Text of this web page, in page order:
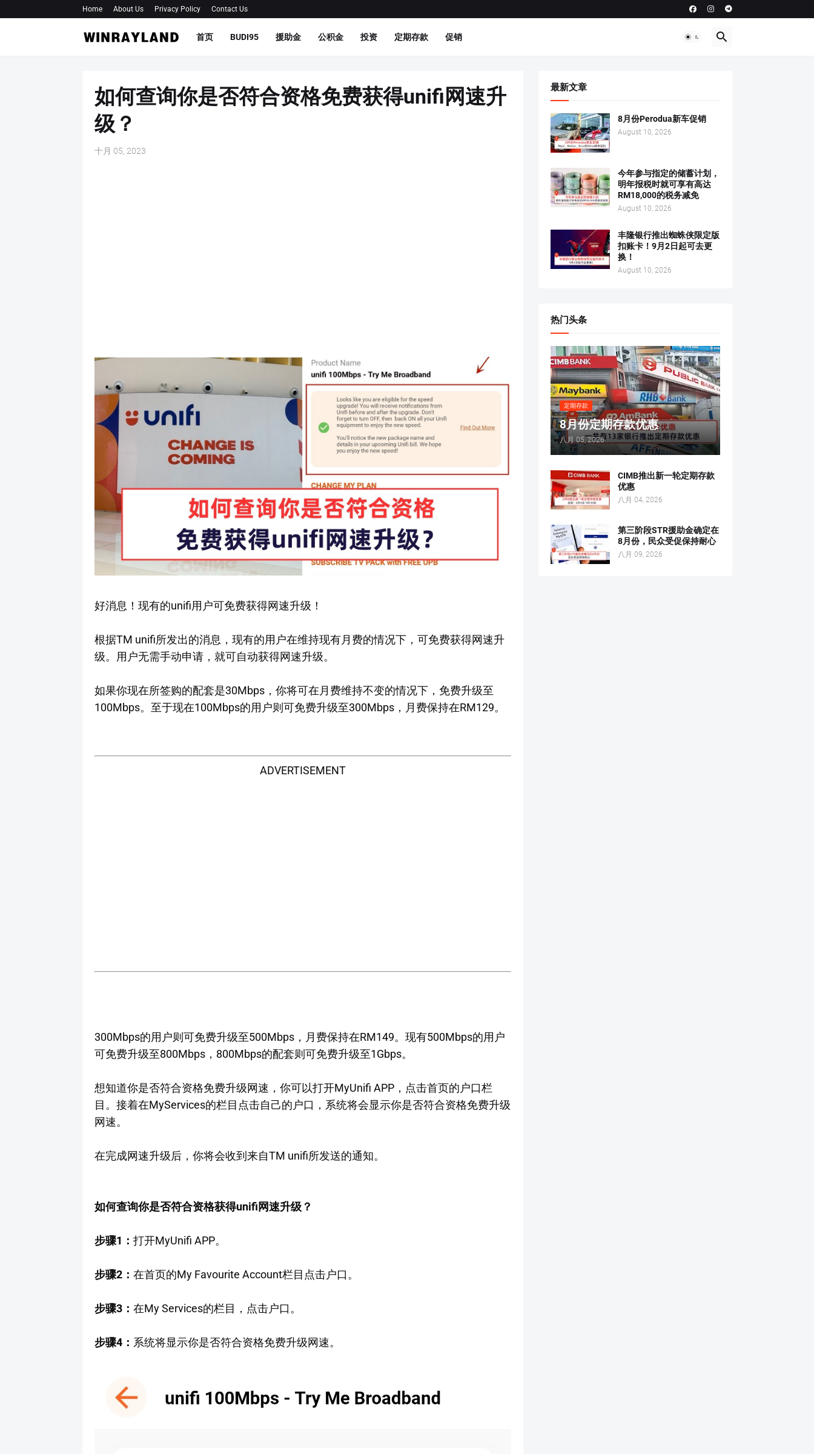
Home About Us Privacy Policy Contact Us
首页 BUDI95 援助金 公积金 投资 定期存款 促销
如何查询你是否符合资格免费获得unifi网速升
级？
十月 05, 2023
好消息！现有的unifi用户可免费获得网速升级！
根据TM unifi所发出的消息，现有的用户在维持现有月费的情况下，可免费获得网速升
级。用户无需手动申请，就可自动获得网速升级。
如果你现在所签购的配套是30Mbps，你将可在月费维持不变的情况下，免费升级至
100Mbps。至于现在100Mbps的用户则可免费升级至300Mbps，月费保持在RM129。
ADVERTISEMENT
300Mbps的用户则可免费升级至500Mbps，月费保持在RM149。现有500Mbps的用户
可免费升级至800Mbps，800Mbps的配套则可免费升级至1Gbps。
想知道你是否符合资格免费升级网速，你可以打开MyUnifi APP，点击首页的户口栏
目。接着在MyServices的栏目点击自己的户口，系统将会显示你是否符合资格免费升级
网速。
在完成网速升级后，你将会收到来自TM unifi所发送的通知。
如何查询你是否符合资格获得unifi网速升级？
步骤1： 打开MyUnifi APP。
步骤2： 在首页的My Favourite Account栏目点击户口。
步骤3： 在My Services的栏目，点击户口。
步骤4： 系统将显示你是否符合资格免费升级网速。
最新文章
8月份Perodua新车促销
August 10, 2026
今年参与指定的储蓄计划，
明年报税时就可享有高达
RM18,000的税务减免
August 10, 2026
丰隆银行推出蜘蛛侠限定版
扣账卡！9月2日起可去更
换！
August 10, 2026
热门头条
定期存款
8月份定期存款优惠
八月 05, 2026
CIMB推出新一轮定期存款
优惠
八月 04, 2026
第三阶段STR援助金确定在
8月份，民众受促保持耐心
八月 09, 2026